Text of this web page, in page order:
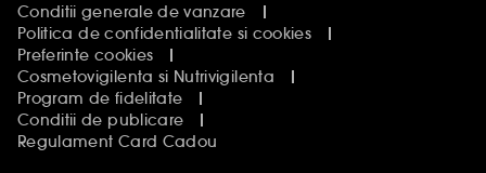
Conditii generale de vanzare
Politica de confidentialitate si cookies
Preferinte cookies
Cosmetovigilenta si Nutrivigilenta
Program de fidelitate
Conditii de publicare
Regulament Card Cadou